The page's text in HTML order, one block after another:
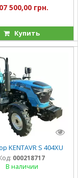
500,00 грн.
Купить
KENTAVR S 404XU
000218717
В наличии